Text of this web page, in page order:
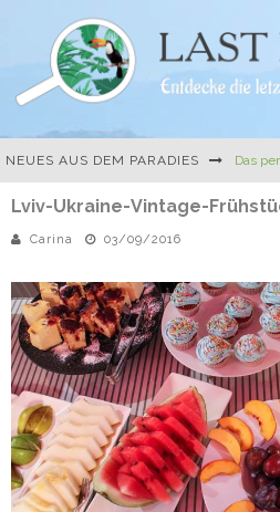
NEUES AUS DEM PARADIES
Lviv-Ukraine-Vintage-
Carina 03/09/2016